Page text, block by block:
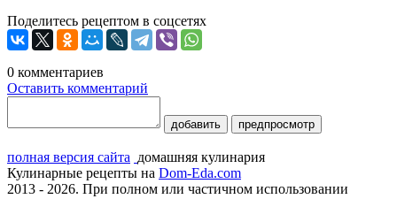
Поделитесь рецептом в соцсетях
0 комментариев
Оставить комментарий
добавить предпросмотр
полная версия сайта домашняя кулинария
Кулинарные рецепты на Dom-Eda.com
2013 - 2026. При полном или частичном использовании